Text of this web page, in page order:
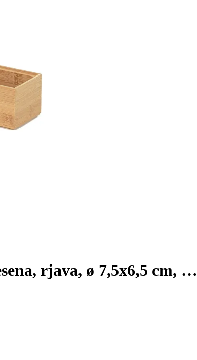
rjava, ø 7,5x6,5 cm, …